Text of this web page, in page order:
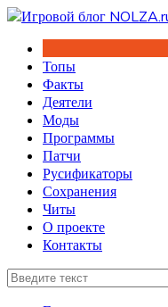
Перейти
содержимому
Топы
Факты
Деятели
Моды
Программы
Патчи
Русификаторы
Сохранения
Читы
О проекте
Контакты